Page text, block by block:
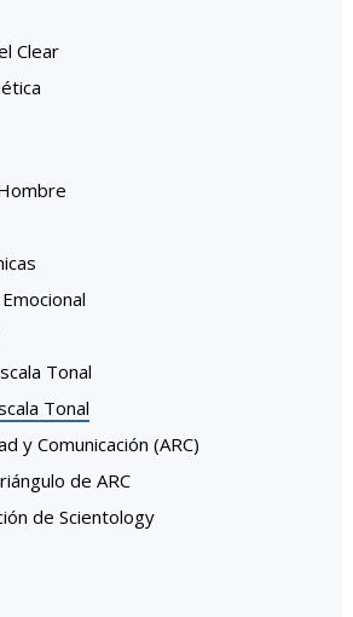
Clear
Tonal
Tonal
y Comunicación (ARC)
de ARC
de Scientology